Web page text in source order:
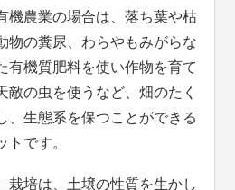
機農業の場合は、落ち葉や枯
物の糞尿、わらやもみがらな
有機質肥料を使い作物を育て
敵の虫を使うなど、畑のたく
、生態系を保つことができる
トです。
栽培は、土壌の性質を生かし